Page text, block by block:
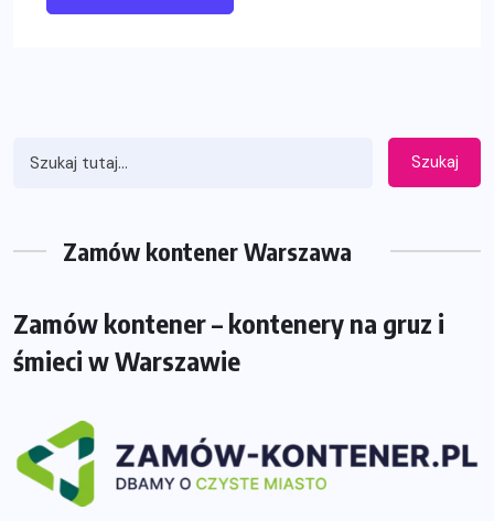
Szukaj
Zamów kontener Warszawa
Zamów kontener – kontenery na gruz i
śmieci w Warszawie